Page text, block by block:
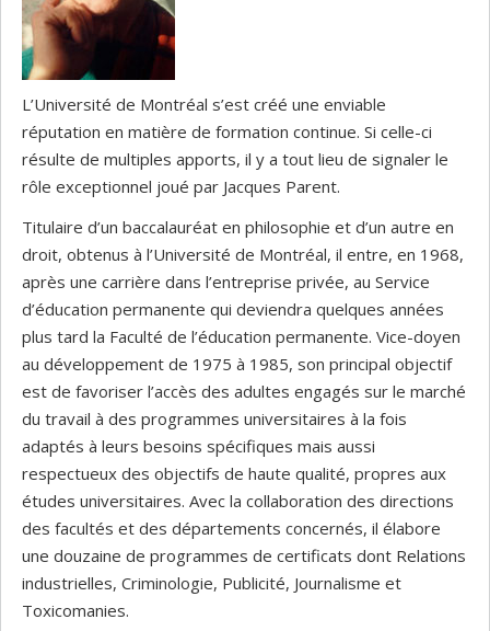
L’Université de Montréal s’est créé une enviable
réputation en matière de formation continue. Si celle-ci
résulte de multiples apports, il y a tout lieu de signaler le
rôle exceptionnel joué par Jacques Parent.
Titulaire d’un baccalauréat en philosophie et d’un autre en
droit, obtenus à l’Université de Montréal, il entre, en 1968,
après une carrière dans l’entreprise privée, au Service
d’éducation permanente qui deviendra quelques années
plus tard la Faculté de l’éducation permanente. Vice-doyen
au développement de 1975 à 1985, son principal objectif
est de favoriser l’accès des adultes engagés sur le marché
du travail à des programmes universitaires à la fois
adaptés à leurs besoins spécifiques mais aussi
respectueux des objectifs de haute qualité, propres aux
études universitaires. Avec la collaboration des directions
des facultés et des départements concernés, il élabore
une douzaine de programmes de certificats dont Relations
industrielles, Criminologie, Publicité, Journalisme et
Toxicomanies.